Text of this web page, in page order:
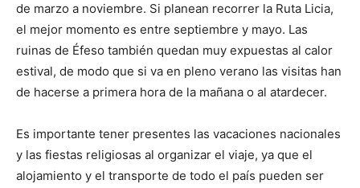
de marzo a noviembre. Si planean recorrer la Ruta Licia,
el mejor momento es entre septiembre y mayo. Las
ruinas de Éfeso también quedan muy expuestas al calor
estival, de modo que si va en pleno verano las visitas han
de hacerse a primera hora de la mañana o al atardecer.
Es importante tener presentes las vacaciones nacionales
y las fiestas religiosas al organizar el viaje, ya que el
alojamiento y el transporte de todo el país pueden ser